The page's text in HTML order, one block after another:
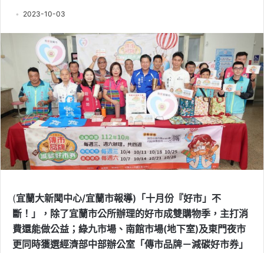
2023-10-03
(宜蘭大新聞中心/宜蘭市報導)「十月份『好市」不
斷！」，除了宜蘭市公所辦理的好市成雙購物季，主打消
費還能做公益；綠九市場、南館市場(地下室)及東門夜市
更同時獲選經濟部中部辦公室「傳市品牌－減碳好市券」